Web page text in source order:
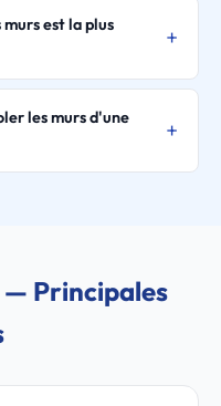
est la plus
les murs d'une
— Principales